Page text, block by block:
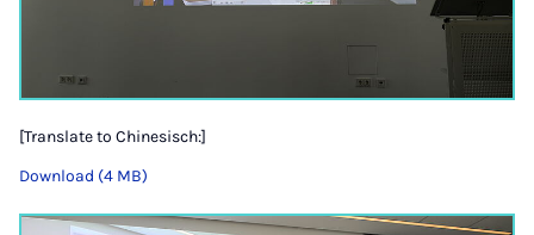
[Translate to Chinesisch:]
Download (4 MB)